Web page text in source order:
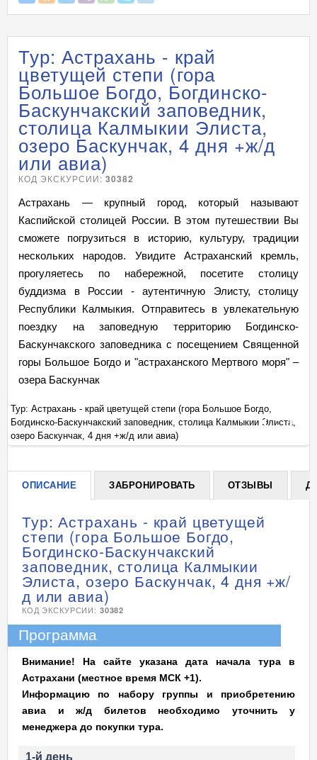
Тур: Астрахань - край
цветущей степи (гора
Большое Богдо, Богдинско-
Баскунчакский заповедник,
столица Калмыкии Элиста,
озеро Баскунчак, 4 дня +ж/д
или авиа)
КОД ЭКСКУРСИИ:30382
Астрахань — крупный город, который называют
Каспийской столицей России. В этом путешествии Вы
сможете погрузиться в историю, культуру, традиции
нескольких народов. Увидите Астраханский кремль,
прогуляетесь по набережной, посетите столицу
буддизма в России - аутентичную Элисту, столицу
Республики Калмыкия. Отправитесь в увлекательную
поездку на заповедную территорию Богдинско-
Баскунчакского заповедника с посещением Священной
горы Большое Богдо и "астраханского Мертвого моря" –
озера Баскунчак
+
Тур: Астрахань - край цветущей степи (гора Большое Богдо,
Богдинско-Баскунчакский заповедник, столица Калмыкии Элиста,
озеро Баскунчак, 4 дня +ж/д или авиа)
ОПИСАНИЕ ЗАБРОНИРОВАТЬ ОТЗЫВЫ
Тур: Астрахань - край цветущей
степи (гора Большое Богдо,
Богдинско-Баскунчакский
заповедник, столица Калмыкии
Элиста, озеро Баскунчак, 4 дня +ж/
д или авиа)
КОД ЭКСКУРСИИ: 30382
Программа
Внимание! На сайте указана дата начала тура в
Астрахани (местное время МСК +1).
Информацию по набору группы и приобретению
авиа и ж/д билетов необходимо уточнить у
менеджера до покупки тура.
1-й день